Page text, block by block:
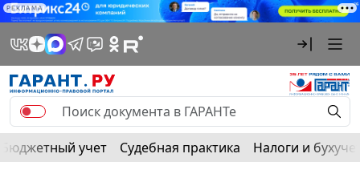
РЕКЛАМА
Бюджетный учет Судебная практика Налоги и